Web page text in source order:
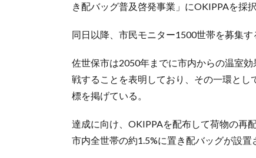
き配バッグ普及啓発事業」にOKIPPAを採
同日以降、市民モニター1500世帯を募集す
佐世保市は2050年までに市内からの温室
戦することを表明しており、その一環と
標を掲げている。
達成に向け、OKIPPAを配布して荷物の再
市内全世帯の約1.5%に置き配バッグが設置